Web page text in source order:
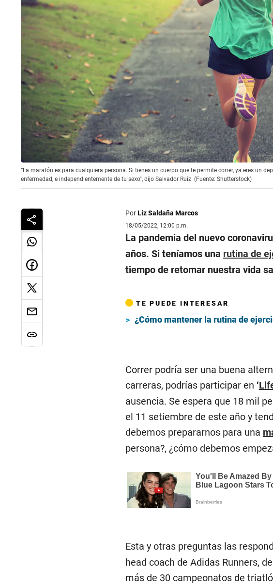
“La maratón es para cualquiera persona. Si tienes un cuerpo que te permite correr, ya eres un
enfermedad, e independientemente de tu sexo", dijo Salvador Ruiz. (Fuente: Shutterstock)
PorLiz Saldaña Marcos
18/05/2022, 12:00 p.m.
La pandemia del nuevo
años. Si teníamos una rutina de
tiempo de retomar nuestra vida
TE PUEDE INTERESAR
¿Cómo mantener la rutina de
Correr podría ser una buena
carreras, podrías participar en ‘
ausencia. Se espera que 18 mil
el 11 setiembre de este año y
debemos prepararnos para una
persona?, ¿cómo debemos
Esta y otras preguntas las
head coach de Adidas Runners,
más de 30 campeonatos de